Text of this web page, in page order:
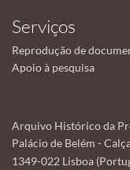
Serviços
Reprodução de
Apoio à pesquisa
Arquivo Histórico da
Palácio de Belém -
1349-022 Lisboa